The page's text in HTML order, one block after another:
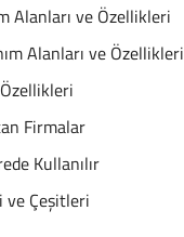
Alanları ve Özellikleri
Alanları ve Özellikleri
Firmalar
Kullanılır
ve Çeşitleri